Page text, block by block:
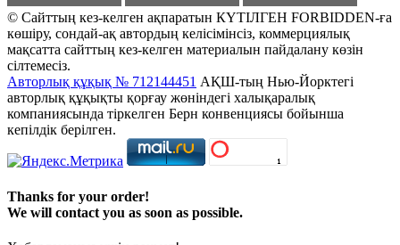
© Сайттың кез-келген ақпаратын КҮТІЛГЕН FORBIDDEN-ға
көшіру, сондай-ақ автордың келісімінсіз, коммерциялық
мақсатта сайттың кез-келген материалын пайдалану көзін
сілтемесіз.
Авторлық құқық № 712144451 АҚШ-тың Нью-Йорктегі
авторлық құқықты қорғау жөніндегі халықаралық
компаниясында тіркелген Берн конвенциясы бойынша
кепілдік берілген.
Thanks for your order!
We will contact you as soon as possible.